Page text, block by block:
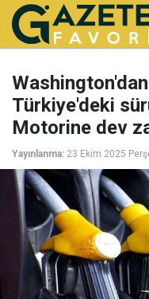
Türkiye'deki
Motorine dev
Yayınlanma: 23 Ekim 2025